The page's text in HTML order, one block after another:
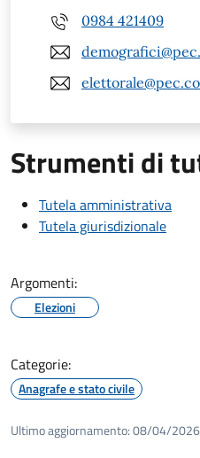
0984 421409
Strumenti di
Tutela amministrativa
Tutela giurisdizionale
Argomenti:
Elezioni
Categorie:
Anagrafe e stato civile
Ultimo aggiornamento:08/04/